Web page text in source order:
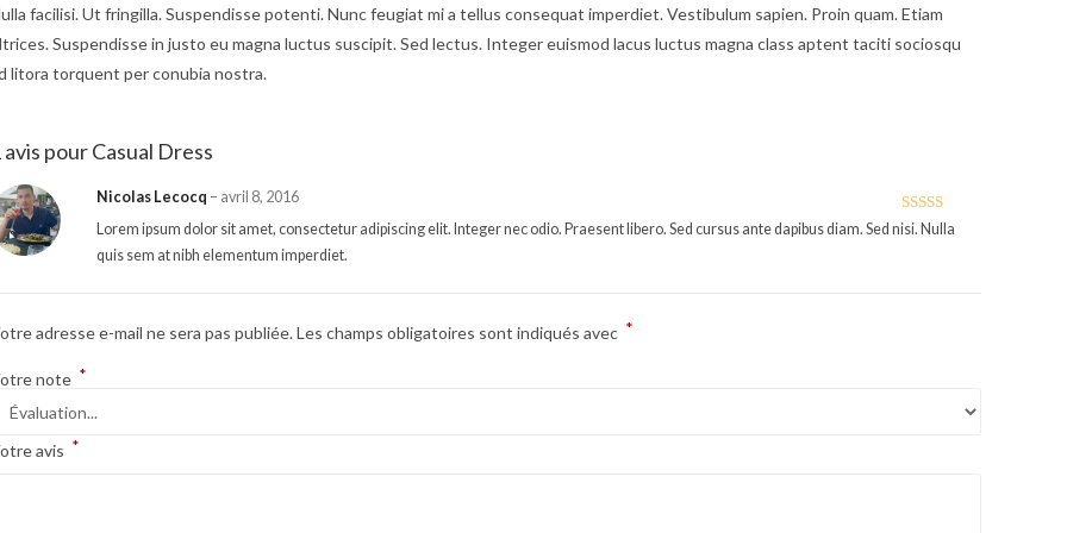
facilisi. Ut fringilla. Suspendisse potenti. Nunc feugiat mi a tellus consequat imperdiet. Vestibulum sapien. Proin quam. Etiam
Suspendisse in justo eu magna luctus suscipit. Sed lectus. Integer euismod lacus luctus magna class aptent taciti sociosqu
litora torquent per conubia nostra.
avis pourCasual Dress
Note5sur 5
Nicolas Lecocq – avril 8, 2016
Lorem ipsum dolor sit amet, consectetur adipiscing elit. Integer nec odio. Praesent libero. Sed cursus ante dapibus diam. Sed nisi. Nulla
quis sem at nibh elementum imperdiet.
adresse e-mail ne sera pas publiée.Les champs obligatoires sont indiqués avec *
note *
avis *